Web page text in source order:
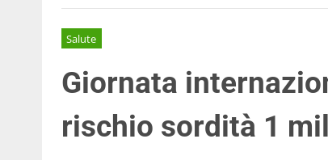
Salute
Giornata
rischio sordità 1